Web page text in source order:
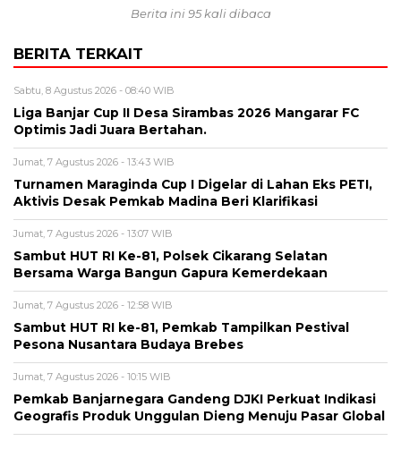
Berita ini 95 kali dibaca
BERITA TERKAIT
Sabtu, 8 Agustus 2026 - 08:40 WIB
Liga Banjar Cup II Desa Sirambas 2026 Mangarar FC
Optimis Jadi Juara Bertahan.
Jumat, 7 Agustus 2026 - 13:43 WIB
Turnamen Maraginda Cup I Digelar di Lahan Eks PETI,
Aktivis Desak Pemkab Madina Beri Klarifikasi
Jumat, 7 Agustus 2026 - 13:07 WIB
Sambut HUT RI Ke-81, Polsek Cikarang Selatan
Bersama Warga Bangun Gapura Kemerdekaan
Jumat, 7 Agustus 2026 - 12:58 WIB
Sambut HUT RI ke-81, Pemkab Tampilkan Pestival
Pesona Nusantara Budaya Brebes
Jumat, 7 Agustus 2026 - 10:15 WIB
Pemkab Banjarnegara Gandeng DJKI Perkuat Indikasi
Geografis Produk Unggulan Dieng Menuju Pasar Global